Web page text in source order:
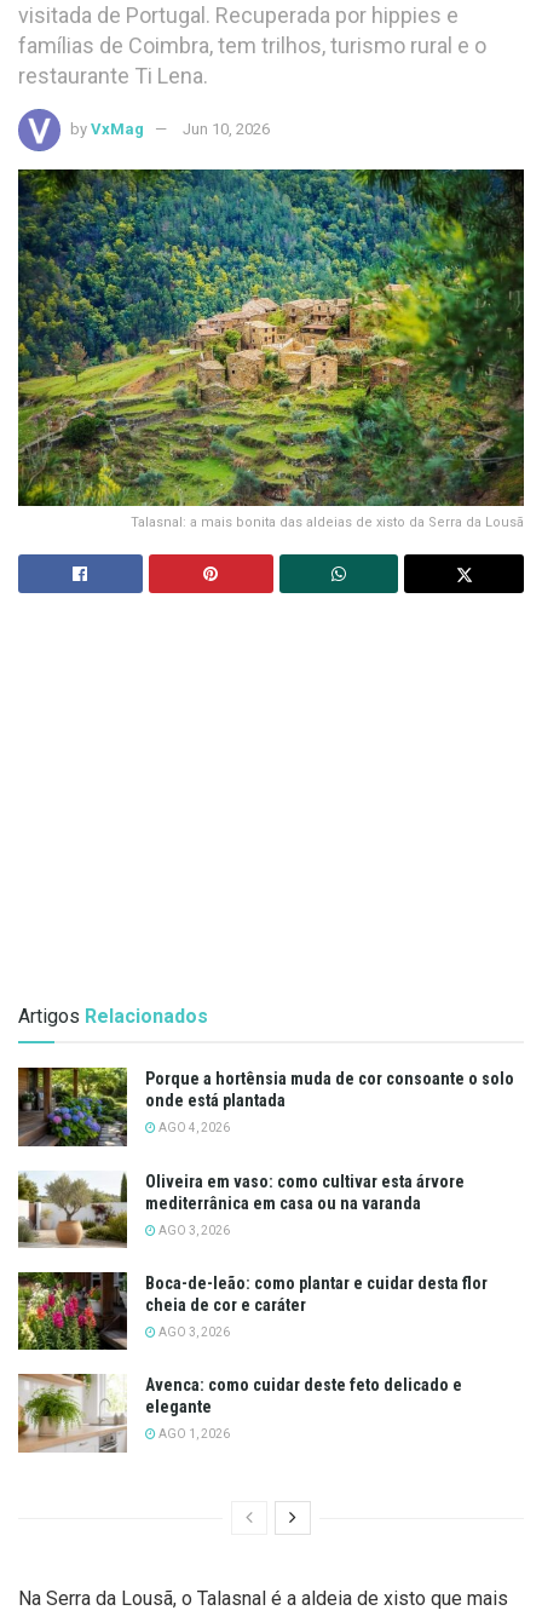
visitada de Portugal. Recuperada por hippies e
famílias de Coimbra, tem trilhos, turismo rural e o
restaurante Ti Lena.
by VxMag Jun 10, 2026
Talasnal: a mais bonita das aldeias de xisto da Serra da Lousã
Artigos Relacionados
Porque a hortênsia muda de cor consoante o solo
onde está plantada
AGO 4, 2026
Oliveira em vaso: como cultivar esta árvore
mediterrânica em casa ou na varanda
AGO 3, 2026
Boca-de-leão: como plantar e cuidar desta flor
cheia de cor e caráter
AGO 3, 2026
Avenca: como cuidar deste feto delicado e
elegante
AGO 1, 2026
Na Serra da Lousã, o Talasnal é a aldeia de xisto que mais